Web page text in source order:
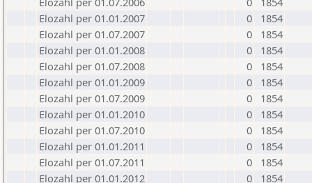
Elozahl per 01.01.2007
0
1854
Elozahl per 01.07.2007
0
1854
Elozahl per 01.01.2008
0
1854
Elozahl per 01.07.2008
0
1854
Elozahl per 01.01.2009
0
1854
Elozahl per 01.07.2009
0
1854
Elozahl per 01.01.2010
0
1854
Elozahl per 01.07.2010
0
1854
Elozahl per 01.01.2011
0
1854
Elozahl per 01.07.2011
0
1854
Elozahl per 01.01.2012
0
1854